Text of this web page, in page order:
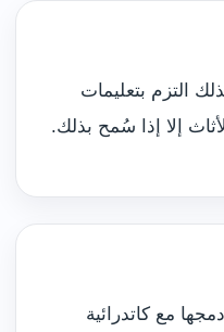
التزم بتعليمات
إلا إذا سُمح بذلك.
مع كاتدرائية